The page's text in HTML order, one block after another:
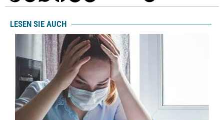
LESEN SIE AUCH